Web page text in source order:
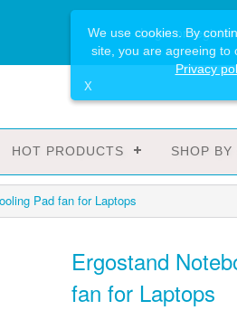
Login or register
HOT PRODUCTS SHOP BY
Pad fan for Laptops
Ergostand
fan for Laptops
We use cookies. By
site, you are agreeing to
Privacy
X